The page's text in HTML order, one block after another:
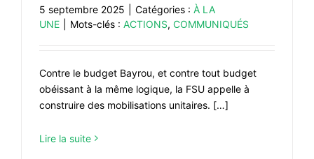
5 septembre 2025 Catégories : À LA
UNE
Mots-clés : ACTIONS, COMMUNIQUÉS
Contre le budget Bayrou, et contre tout budget
obéissant à la même logique, la FSU appelle à
construire des mobilisations unitaires. […]
Lire la suite